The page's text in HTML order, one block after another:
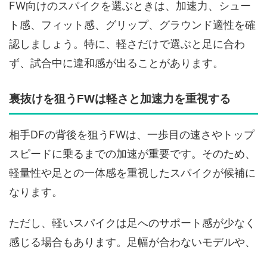
FW向けのスパイクを選ぶときは、加速力、シュー
ト感、フィット感、グリップ、グラウンド適性を確
認しましょう。特に、軽さだけで選ぶと足に合わ
ず、試合中に違和感が出ることがあります。
裏抜けを狙うFWは軽さと加速力を重視する
相手DFの背後を狙うFWは、一歩目の速さやトップ
スピードに乗るまでの加速が重要です。そのため、
軽量性や足との一体感を重視したスパイクが候補に
なります。
ただし、軽いスパイクは足へのサポート感が少なく
感じる場合もあります。足幅が合わないモデルや、